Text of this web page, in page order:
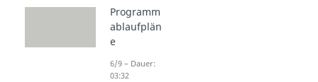
Programm
ablaufplän
e
6/9 – Dauer:
03:32